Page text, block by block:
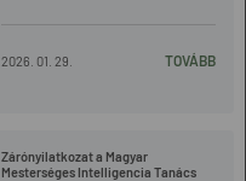
2026. 01. 29. TOVÁBB
Zárónyilatkozat a Magyar
Mesterséges Intelligencia Tanács